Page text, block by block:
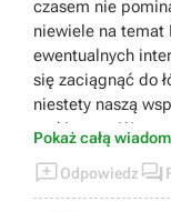
czasem nie
niewiele na temat
ewentualnych
się zaciągnąć do
niestety naszą
atakiem na
Pokaż całą
Odpowiedz 